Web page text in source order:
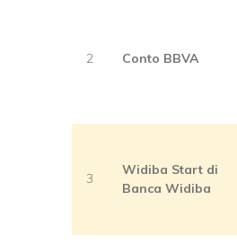
2 Conto BBVA
3
Widiba Start di
Banca Widiba